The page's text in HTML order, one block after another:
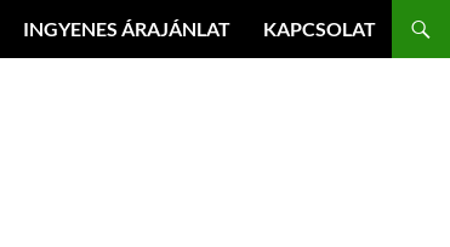
INGYENES ÁRAJÁNLAT KAPCSOLAT